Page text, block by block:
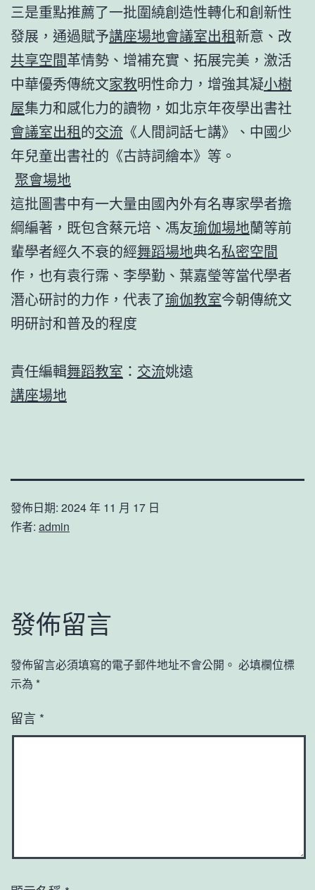
三是重點推薦了一批圍繞創造性轉化和創新性
發展，通過賦予講座場地會議室出租新意、改
共享空間革情勢、增補充實、拓展完美，激活
中華優秀傳統文家教明性命力，增強其凝小樹
屋集力和感化力的讀物，如北京年夜學出書社
會議室出租的交流 《人間詞話七講》、中國少
年兒童出書社的《古詩詞繪本》等。
聚會場地
這批圖書中有一大量由國內外有名專家學者擔
綱編著，既包含蔡元培、馮友瑜伽場地蘭等前
輩學者經久不衰的經舞蹈場地典名私密空間
作，也有袁行霈、李學勤、葉嘉瑩等當代學者
潛心研討的力作，代表了瑜伽教室今朝傳統文
明研討和普及的程度
責任編輯舞蹈教室 ： 交流姚遠
講座場地
發佈日期: 2024 年 11 月 17 日
作者: admin
發佈留言
發佈留言必須填寫的電子郵件地址不會公開。 必填欄位標
示為 *
留言 *